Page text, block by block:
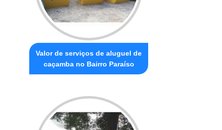
Valor de serviços de aluguel de
caçamba no Bairro Paraíso